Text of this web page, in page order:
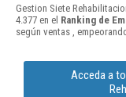
Gestion Siete
4.377 en el Ranking de
según ventas ,
Acceda a